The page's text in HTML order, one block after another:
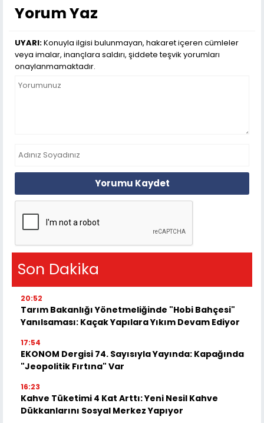
Yorum Yaz
UYARI:Konuyla ilgisi bulunmayan, hakaret içeren cümleler
veya imalar, inançlara saldırı, şiddete teşvik yorumları
onaylanmamaktadır.
Yorumu Kaydet
Son Dakika
20:52
Tarım Bakanlığı Yönetmeliğinde "Hobi Bahçesi"
Yanılsaması: Kaçak Yapılara Yıkım Devam Ediyor
17:54
EKONOM Dergisi 74. Sayısıyla Yayında: Kapağında
"Jeopolitik Fırtına" Var
16:23
Kahve Tüketimi 4 Kat Arttı: Yeni Nesil Kahve
Dükkanlarını Sosyal Merkez Yapıyor